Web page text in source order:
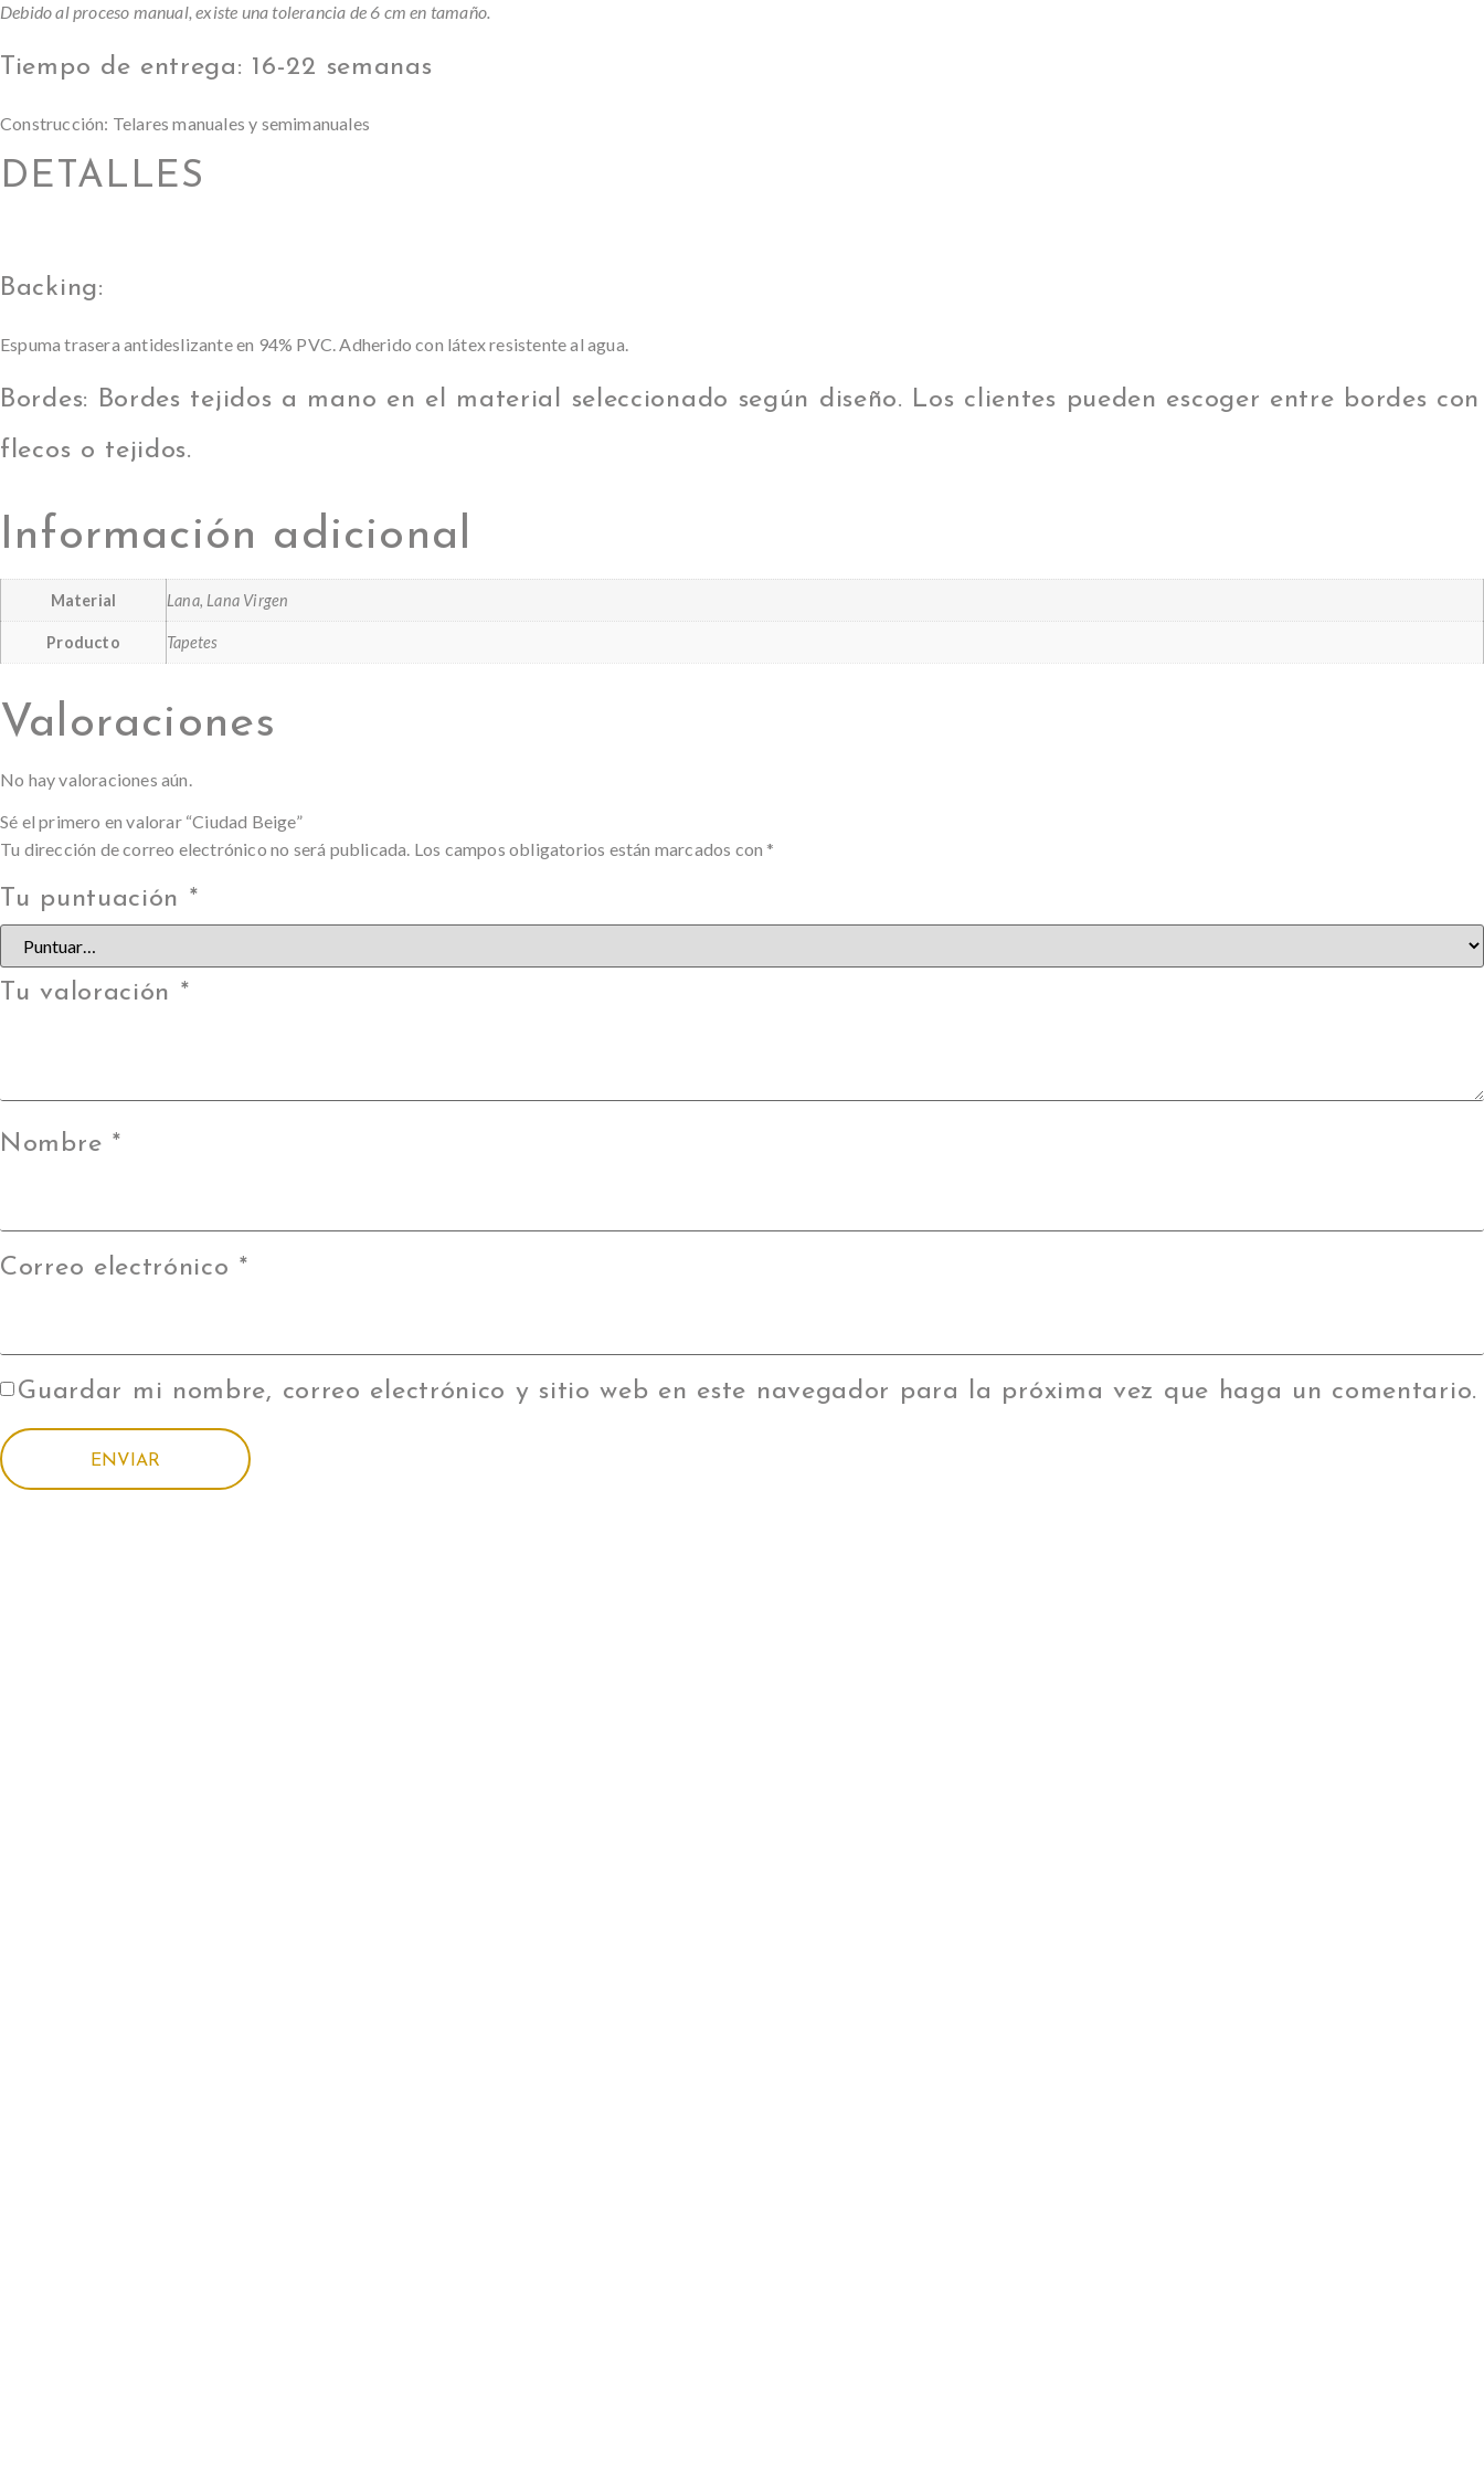
Debido al proceso manual, existe una tolerancia de 6 cm en tamaño.
Tiempo de entrega: 16-22 semanas
Construcción: Telares manuales y semimanuales
DETALLES
Backing:
Espuma trasera antideslizante en 94% PVC. Adherido con látex resistente al agua.
Bordes: Bordes tejidos a mano en el material seleccionado según diseño. Los clientes pueden escoger entre bordes con
flecos o tejidos.
Información adicional
Material Lana, Lana Virgen
Producto Tapetes
Valoraciones
No hay valoraciones aún.
Sé el primero en valorar “Ciudad Beige”
Tu dirección de correo electrónico no será publicada. Los campos obligatorios están marcados con *
Tu puntuación *
Tu valoración *
Nombre *
Correo electrónico *
Guardar mi nombre, correo electrónico y sitio web en este navegador para la próxima vez que haga un comentario.